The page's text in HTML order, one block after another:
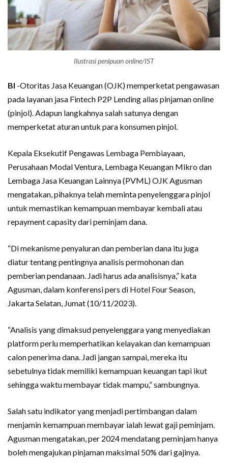
Ilustrasi penipuan online/IST
BI -Otoritas Jasa Keuangan (OJK) memperketat pengawasan
pada layanan jasa Fintech P2P Lending alias pinjaman online
(pinjol). Adapun langkahnya salah satunya dengan
memperketat aturan untuk para konsumen pinjol.
Kepala Eksekutif Pengawas Lembaga Pembiayaan,
Perusahaan Modal Ventura, Lembaga Keuangan Mikro dan
Lembaga Jasa Keuangan Lainnya (PVML) OJK Agusman
mengatakan, pihaknya telah meminta penyelenggara pinjol
untuk memastikan kemampuan membayar kembali atau
repayment capasity dari peminjam dana.
“Di mekanisme penyaluran dan pemberian dana itu juga
diatur tentang pentingnya analisis permohonan dan
pemberian pendanaan. Jadi harus ada analisisnya,” kata
Agusman, dalam konferensi pers di Hotel Four Season,
Jakarta Selatan, Jumat (10/11/2023).
“Analisis yang dimaksud penyelenggara yang menyediakan
platform perlu memperhatikan kelayakan dan kemampuan
calon penerima dana. Jadi jangan sampai, mereka itu
sebetulnya tidak memiliki kemampuan keuangan tapi ikut
sehingga waktu membayar tidak mampu,” sambungnya.
Salah satu indikator yang menjadi pertimbangan dalam
menjamin kemampuan membayar ialah lewat gaji peminjam.
Agusman mengatakan, per 2024 mendatang peminjam hanya
boleh mengajukan pinjaman maksimal 50% dari gajinya.